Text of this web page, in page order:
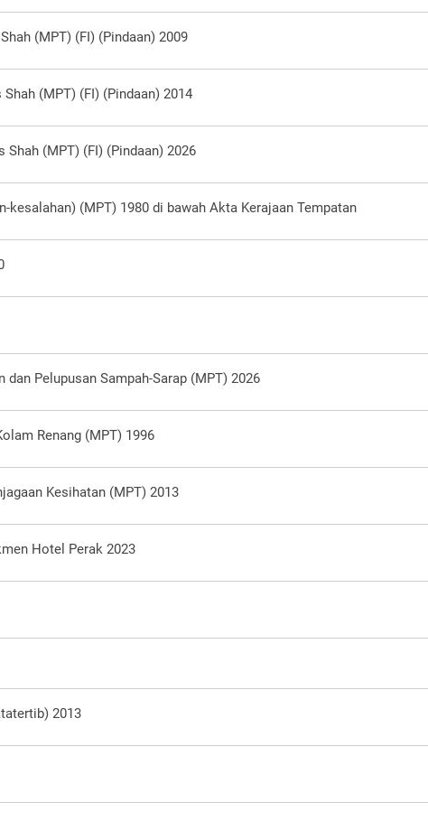
(MPT) (FI) (Pindaan) 2009
(MPT) (FI) (Pindaan) 2014
(MPT) (FI) (Pindaan) 2026
kesalahan) (MPT) 1980 di bawah Akta Kerajaan Tempatan
dan Pelupusan Sampah-Sarap (MPT) 2026
Renang (MPT) 1996
Kesihatan (MPT) 2013
Hotel Perak 2023
2013